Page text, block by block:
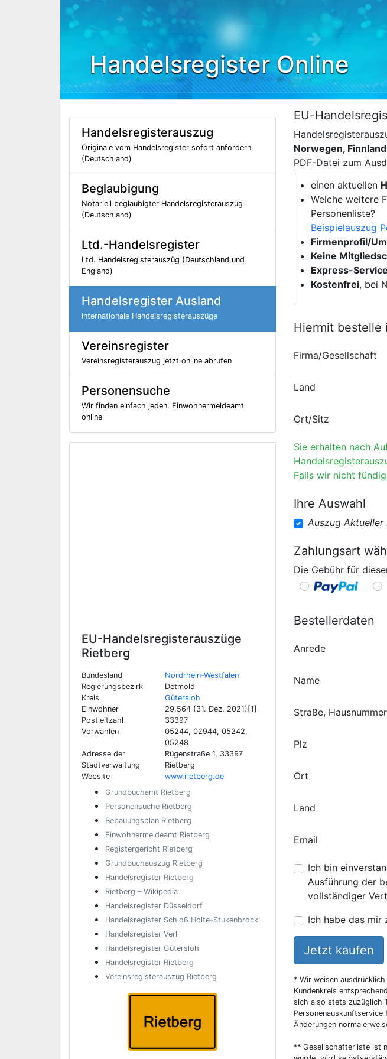
Handelsregister Online
Handelsregisterauszug
Originale vom Handelsregister sofort anfordern
(Deutschland)
Beglaubigung
Notariell beglaubigter Handelsregisterauszug
(Deutschland)
Ltd.-Handelsregister
Ltd. Handelsregisterauszüg (Deutschland und
England)
Handelsregister Ausland
Internationale Handelsregisterauszüge
Vereinsregister
Vereinsregisterauszug jetzt online abrufen
Personensuche
Wir finden einfach jeden. Einwohnermeldeamt
online
EU-Handelsregisterauszüge
Rietberg
Bundesland
Nordrhein-Westfalen
Regierungsbezirk
Detmold
Kreis
Gütersloh
Einwohner
29.564 (31. Dez. 2021)[1]
Postleitzahl
33397
Vorwahlen
05244, 02944, 05242,
05248
Adresse der
Stadtverwaltung
Rügenstraße 1, 33397
Rietberg
Website
www.rietberg.de
Grundbuchamt Rietberg
Personensuche Rietberg
Bebauungsplan Rietberg
Einwohnermeldeamt Rietberg
Registergericht Rietberg
Grundbuchauszug Rietberg
Handelsregister Rietberg
Rietberg – Wikipedia
Handelsregister Düsseldorf
Handelsregister Schloß Holte-Stukenbrock
Handelsregister Verl
Handelsregister Gütersloh
Handelsregister Rietberg
Vereinsregisterauszug Rietberg
EU-
Norwegen,
PDF-Datei zum
einen aktuellen
Welche weitere
Personenliste?
Beispielauszug
Firmenprofil/
Keine
Express-Service
Kostenfrei, bei
Hiermit bestelle
Firma/Gesellschaft
Land
Ort/Sitz
Sie erhalten nach
Falls wir nicht
Ihre Auswahl
Auszug Aktueller
Zahlungsart
Die Gebühr für
Bestellerdaten
Anrede
Name
Straße, Hausnummer
Plz
Ort
Land
Email
Ich bin
Ausführung der
vollständiger
Ich habe das mir
Jetzt kaufen
* Wir weisen
Kundenkreis
sich also stets zuzüglich
Änderungen
** Gesellschafterliste ist